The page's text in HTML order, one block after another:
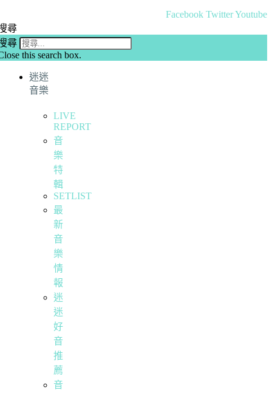
Facebook TwitterYoutube
尋
尋
this search box.
迷迷
音樂
LIVE
REPORT
音
樂
特
輯
SETLIST
最
新
音
樂
情
報
迷
迷
好
音
推
薦
音